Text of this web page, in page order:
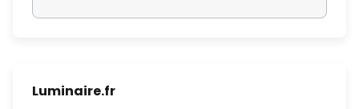
Luminaire.fr